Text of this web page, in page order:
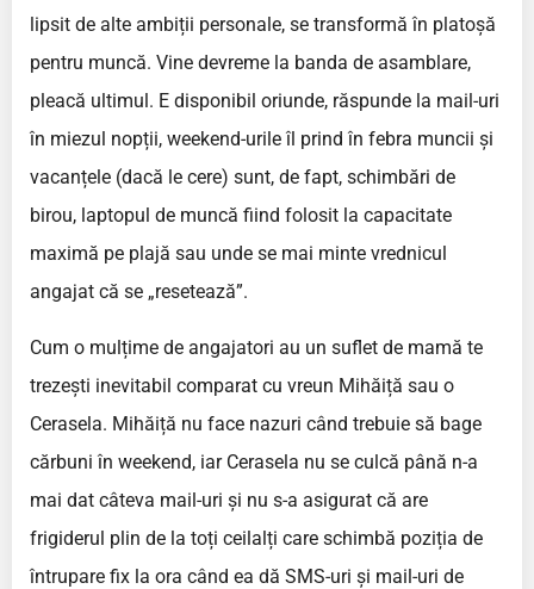
lipsit de alte ambiții personale, se transformă în platoșă
pentru muncă. Vine devreme la banda de asamblare,
pleacă ultimul. E disponibil oriunde, răspunde la mail-uri
în miezul nopții, weekend-urile îl prind în febra muncii și
vacanțele (dacă le cere) sunt, de fapt, schimbări de
birou, laptopul de muncă fiind folosit la capacitate
maximă pe plajă sau unde se mai minte vrednicul
angajat că se „resetează”.
Cum o mulțime de angajatori au un suflet de mamă te
trezești inevitabil comparat cu vreun Mihăiță sau o
Cerasela. Mihăiță nu face nazuri când trebuie să bage
cărbuni în weekend, iar Cerasela nu se culcă până n-a
mai dat câteva mail-uri și nu s-a asigurat că are
frigiderul plin de la toți ceilalți care schimbă poziția de
întrupare fix la ora când ea dă SMS-uri și mail-uri de